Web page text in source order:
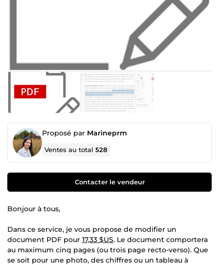
Proposé par Marineprm
Ventes au total528
Contacter le vendeur
Bonjour à tous,
Dans ce service, je vous propose de modifier un
document PDF pour 17,33 $US. Le document comportera
au maximum cinq pages (ou trois page recto-verso). Que
se soit pour une photo, des chiffres ou un tableau à